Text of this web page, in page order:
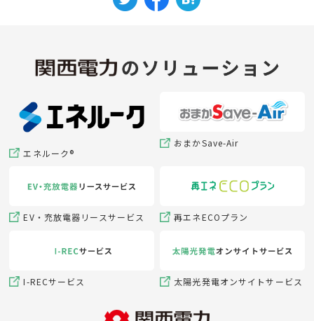
エネルーク®
おまかSave-Air
EV・充放電器リースサービス 再エネECOプラン
I-RECサービス 太陽光発電オンサイトサービス